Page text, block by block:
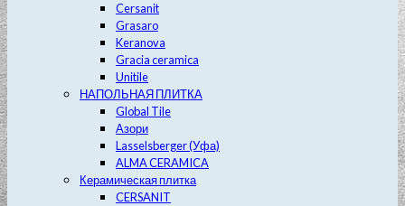
Cersanit
Grasaro
Keranova
Gracia ceramica
Unitile
НАПОЛЬНАЯ ПЛИТКА
Global Tile
Азори
Lasselsberger (Уфа)
ALMA CERAMICA
Керамическая плитка
CERSANIT